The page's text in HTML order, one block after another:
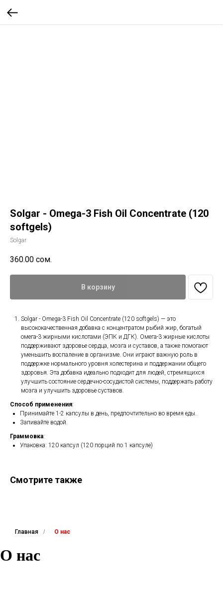
Solgar - Omega-3 Fish Oil Concentrate (120
softgels)
Solgar
360.00 сом.
В корзину
Solgar - Omega-3 Fish Oil Concentrate (120 softgels) — это
высококачественная добавка с концентратом рыбий жир, богатый
омега-3 жирными кислотами (ЭПК и ДГК). Омега-3 жирные кислоты
поддерживают здоровье сердца, мозга и суставов, а также помогают
уменьшить воспаление в организме. Они играют важную роль в
поддержке нормального уровня холестерина и поддержании общего
здоровья. Эта добавка идеально подходит для людей, стремящихся
улучшить состояние сердечно-сосудистой системы, поддержать работу
мозга и улучшить здоровье суставов.
Способ применения:
Принимайте 1-2 капсулы в день, предпочтительно во время еды.
Запивайте водой.
Граммовка:
Упаковка: 120 капсул (120 порций по 1 капсуле)
Смотрите также
Главная / О нас
О нас